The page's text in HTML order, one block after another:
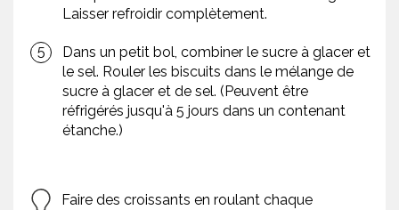
Laisser refroidir complètement.
Dans un petit bol, combiner le sucre à glacer et
le sel. Rouler les biscuits dans le mélange de
sucre à glacer et de sel. (Peuvent être
réfrigérés jusqu'à 5 jours dans un contenant
étanche.)
Faire des croissants en roulant chaque